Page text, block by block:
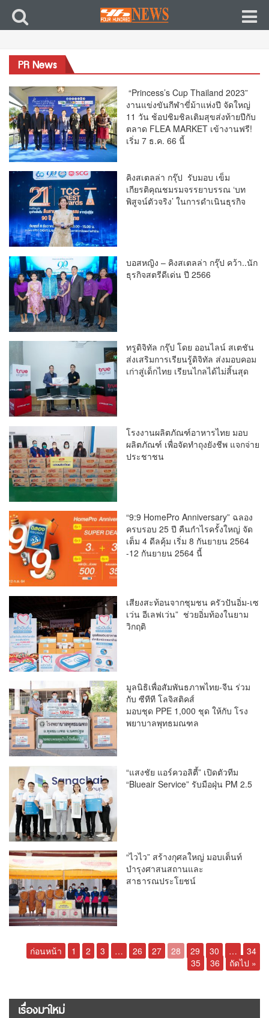
PR News
“Princess’s Cup Thailand 2023”
งานแข่งขันกีฬาขี่ม้าแห่งปี จัดใหญ่
11 วัน ช้อปชิมชิลเติมสุขส่งท้ายปีกับ
ตลาด FLEA MARKET เข้างานฟรี!
เริ่ม 7 ธ.ค. 66 นี้
คิงสเตลล่า กรุ๊ป รับมอบ เข็ม
เกียรติคุณชมรมจรรยาบรรณ ‘บท
พิสูจน์ตัวจริง’ ในการดำเนินธุรกิจ
บอสหญิง – คิงสเตลล่า กรุ๊ป คว้า..นัก
ธุรกิจสตรีดีเด่น ปี 2566
ทรูดิจิทัล กรุ๊ป โดย ออนไลน์ สเตชัน
ส่งเสริมการเรียนรู้ดิจิทัล ส่งมอบคอม
เก่าสู่เด็กไทย เรียนไกลได้ไม่สิ้นสุด
โรงงานผลิตภัณฑ์อาหารไทย มอบ
ผลิตภัณฑ์ เพื่อจัดทำถุงยังชีพ แจกจ่าย
ประชาชน
“9:9 HomePro Anniversary” ฉลอง
ครบรอบ 25 ปี คืนกำไรครั้งใหญ่ จัด
เต็ม 4 ดีลคุ้ม เริ่ม 8 กันยายน 2564
-12 กันยายน 2564 นี้
เสียงสะท้อนจากชุมชน ครัวปันอิ่ม-เซ
เว่น อีเลฟเว่น” ช่วยอิ่มท้องในยาม
วิกฤติ
มูลนิธิเพื่อสัมพันธภาพไทย-จีน ร่วม
กับ ซีทีที โลจิสติคส์
มอบชุด PPE 1,000 ชุด ให้กับ โรง
พยาบาลพุทธมณฑล
“แสงชัย แอร์ควอลิตี้” เปิดตัวทีม
“Blueair Service” รับมือฝุ่น PM 2.5
“ไวไว” สร้างกุศลใหญ่ มอบเต็นท์
บำรุงศาสนสถานและ
สาธารณประโยชน์
ก่อนหน้า 1 2 3 … 26 27 28 29 30 …
34
35
36 ถัดไป »
เรื่องมาใหม่